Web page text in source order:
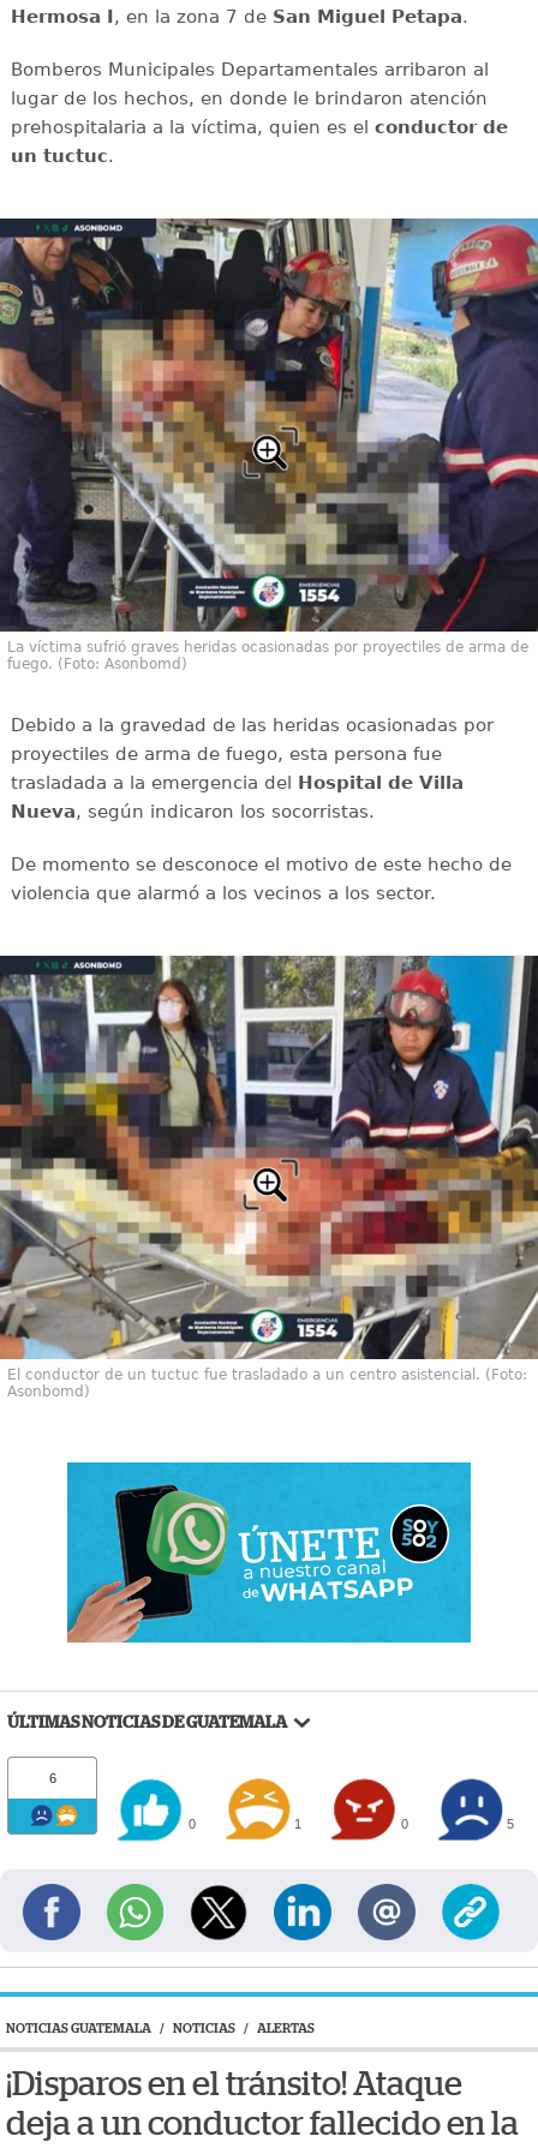
Hermosa I, en la zona 7 de San Miguel Petapa.
Bomberos Municipales Departamentales arribaron al
lugar de los hechos, en donde le brindaron atención
prehospitalaria a la víctima, quien es el conductor de
un tuctuc.
La víctima sufrió graves heridas ocasionadas por proyectiles de arma de
fuego. (Foto: Asonbomd)
Debido a la gravedad de las heridas ocasionadas por
proyectiles de arma de fuego, esta persona fue
trasladada a la emergencia del Hospital de Villa
Nueva, según indicaron los socorristas.
De momento se desconoce el motivo de este hecho de
violencia que alarmó a los vecinos a los sector.
El conductor de un tuctuc fue trasladado a un centro asistencial. (Foto:
Asonbomd)
ÚLTIMAS NOTICIAS DE GUATEMALA
6
0 1 0 5
NOTICIAS GUATEMALA / NOTICIAS / ALERTAS
¡Disparos en el tránsito! Ataque
deja a un conductor fallecido en la